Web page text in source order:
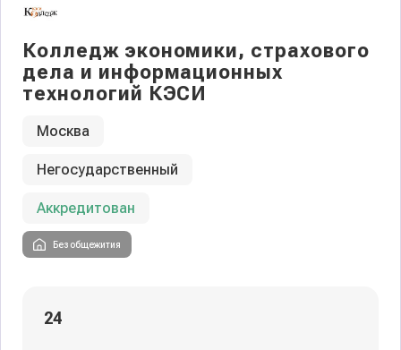
Колледж экономики, страхового
дела и информационных
технологий КЭСИ
Москва
Негосударственный
Аккредитован
Без общежития
24